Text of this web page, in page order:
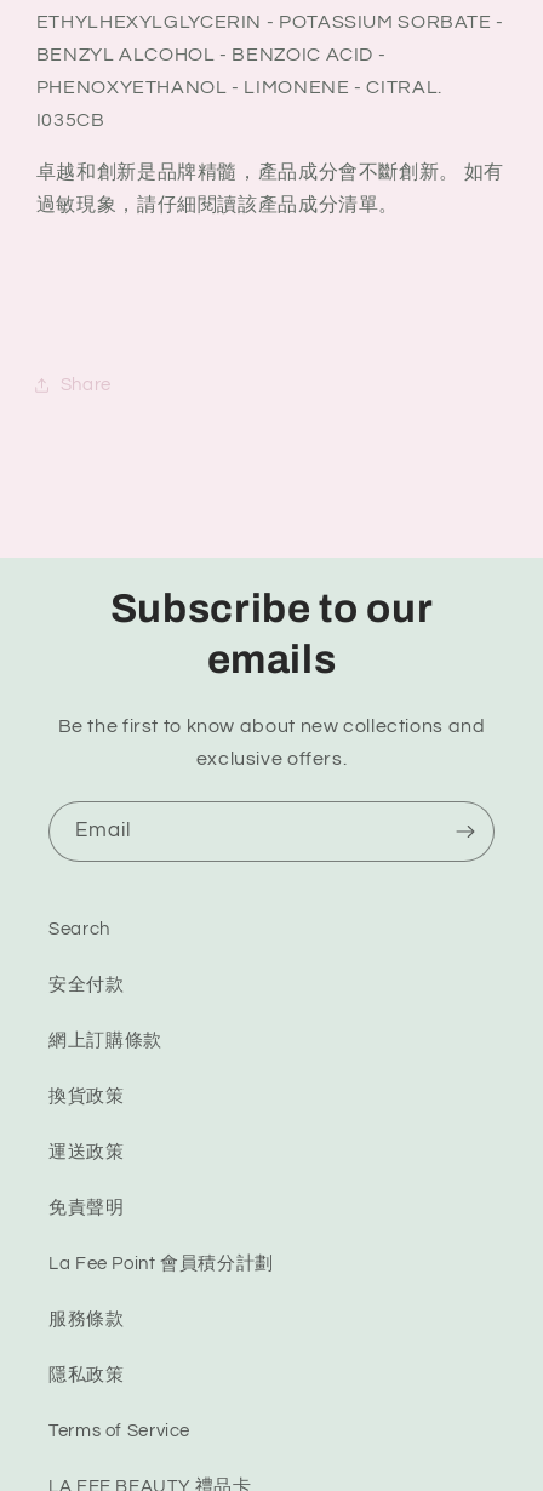
ETHYLHEXYLGLYCERIN - POTASSIUM SORBATE -
BENZYL ALCOHOL - BENZOIC ACID -
PHENOXYETHANOL - LIMONENE - CITRAL.
I035CB
卓越和創新是品牌精髓，產品成分會不斷創新。 如有
過敏現象，請仔細閱讀該產品成分清單。
Share
Subscribe to our
emails
Be the first to know about new collections and
exclusive offers.
Email
Search
安全付款
網上訂購條款
換貨政策
運送政策
免責聲明
La Fee Point 會員積分計劃
服務條款
隱私政策
Terms of Service
LA FEE BEAUTY 禮品卡